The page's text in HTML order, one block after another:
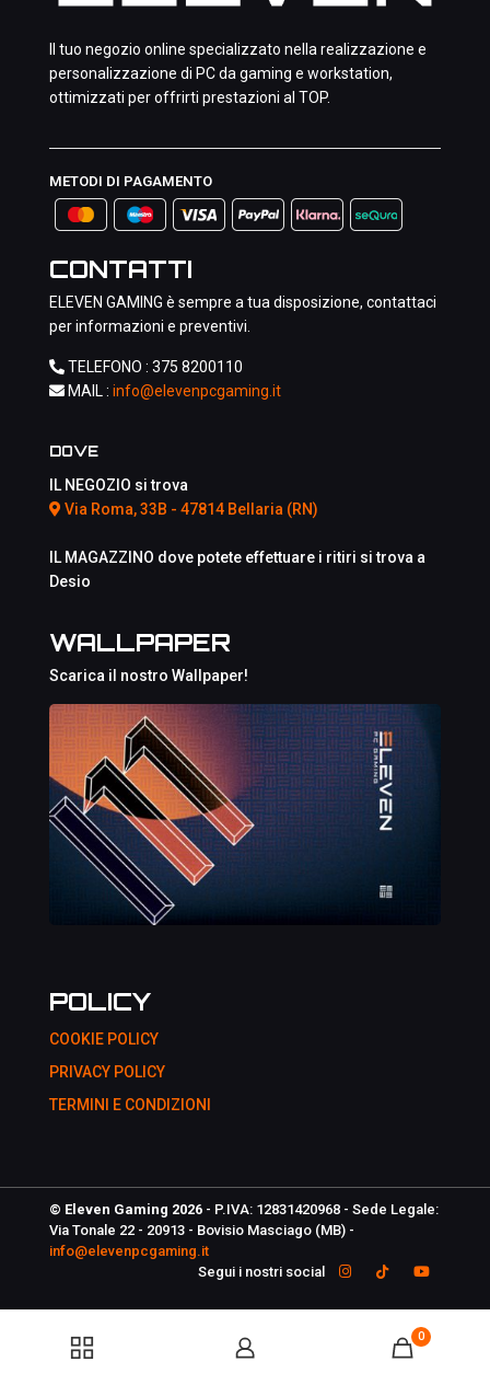
Il tuo negozio online specializzato nella realizzazione e
personalizzazione di PC da gaming e workstation,
ottimizzati per offrirti prestazioni al TOP.
METODI DI PAGAMENTO
CONTATTI
ELEVEN GAMING è sempre a tua disposizione, contattaci
per informazioni e preventivi.
TELEFONO : 375 8200110
MAIL : info@elevenpcgaming.it
DOVE
IL NEGOZIO si trova
Via Roma, 33B - 47814 Bellaria (RN)
IL MAGAZZINO dove potete effettuare i ritiri si trova a
Desio
WALLPAPER
Scarica il nostro Wallpaper!
POLICY
COOKIE POLICY
PRIVACY POLICY
TERMINI E CONDIZIONI
© Eleven Gaming 2026 - P.IVA: 12831420968 - Sede Legale:
Via Tonale 22 - 20913 - Bovisio Masciago (MB) -
info@elevenpcgaming.it
Segui i nostri social
0